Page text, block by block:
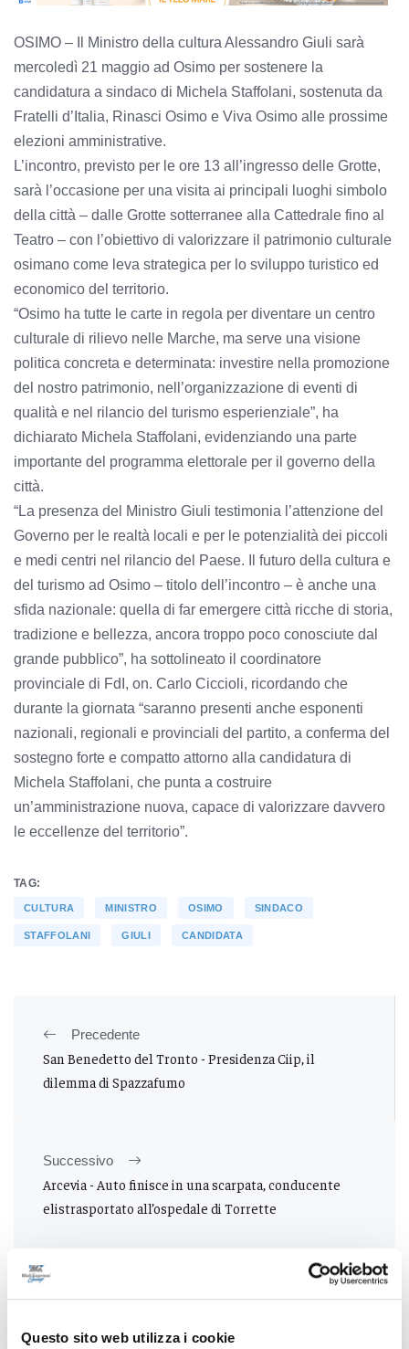
Questo sito web utilizza i cookie
OSIMO – Il Ministro della cultura Alessandro Giuli sarà
mercoledì 21 maggio ad Osimo per sostenere la
candidatura a sindaco di Michela Staffolani, sostenuta da
Fratelli d’Italia, Rinasci Osimo e Viva Osimo alle prossime
elezioni amministrative.
L’incontro, previsto per le ore 13 all’ingresso delle Grotte,
sarà l’occasione per una visita ai principali luoghi simbolo
della città – dalle Grotte sotterranee alla Cattedrale fino al
Teatro – con l’obiettivo di valorizzare il patrimonio culturale
osimano come leva strategica per lo sviluppo turistico ed
economico del territorio.
“Osimo ha tutte le carte in regola per diventare un centro
culturale di rilievo nelle Marche, ma serve una visione
politica concreta e determinata: investire nella promozione
del nostro patrimonio, nell’organizzazione di eventi di
qualità e nel rilancio del turismo esperienziale”, ha
dichiarato Michela Staffolani, evidenziando una parte
importante del programma elettorale per il governo della
città.
“La presenza del Ministro Giuli testimonia l’attenzione del
Governo per le realtà locali e per le potenzialità dei piccoli
e medi centri nel rilancio del Paese. Il futuro della cultura e
del turismo ad Osimo – titolo dell’incontro – è anche una
sfida nazionale: quella di far emergere città ricche di storia,
tradizione e bellezza, ancora troppo poco conosciute dal
grande pubblico”, ha sottolineato il coordinatore
provinciale di FdI, on. Carlo Ciccioli, ricordando che
durante la giornata “saranno presenti anche esponenti
nazionali, regionali e provinciali del partito, a conferma del
sostegno forte e compatto attorno alla candidatura di
Michela Staffolani, che punta a costruire
un’amministrazione nuova, capace di valorizzare davvero
le eccellenze del territorio”.
TAG:
CULTURA MINISTRO OSIMO SINDACO
STAFFOLANI GIULI CANDIDATA
Precedente
San Benedetto del Tronto - Presidenza Ciip, il
dilemma di Spazzafumo
Successivo
Arcevia - Auto finisce in una scarpata, conducente
elistrasportato all’ospedale di Torrette